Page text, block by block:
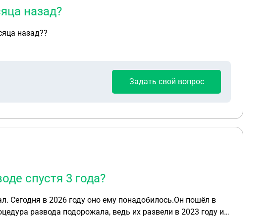
назад?
назад??
Задать свой вопрос
спустя 3 года?
Сегодня в 2026 году оно ему понадобилось.Он пошёл в
развода подорожала, ведь их развели в 2023 году и